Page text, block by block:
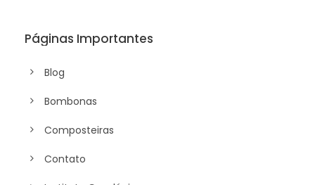
Páginas Importantes
Blog
Bombonas
Composteiras
Contato